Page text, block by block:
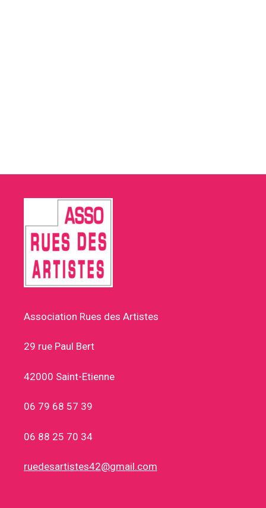
Association Rues des Artistes
29 rue Paul Bert
42000 Saint-Etienne
06 79 68 57 39
06 88 25 70 34
ruedesartistes42@gmail.com